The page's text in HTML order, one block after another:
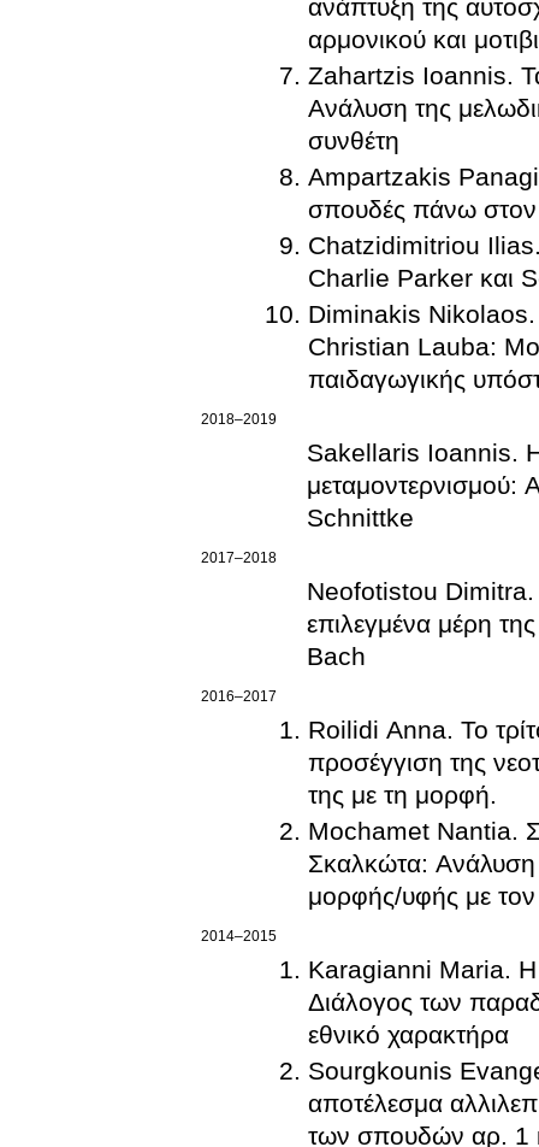
ανάπτυξη της
αρμονικού και
Zahartzis Ioannis.
Ανάλυση της
συνθέτη
Ampartzakis
σπουδές πάνω στον
Chatzidimitriou Ilias.
Charlie Parker και
Diminakis
Christian Lauba:
παιδαγωγικής
2018–2019
Sakellaris Ioannis. Η
Schnittke
2017–2018
Neofotistou Dimitra.
επιλεγμένα μέρη
Bach
2016–2017
Roilidi Anna. Το
προσέγγιση της
της με τη μορφή.
Mochamet Nantia.
Σκαλκώτα: Ανάλυση
μορφής/υφής με
2014–2015
Karagianni Maria. Η
Διάλογος των
εθνικό χαρακτήρα
Sourgkounis
αποτέλεσμα
των σπουδών αρ. 1